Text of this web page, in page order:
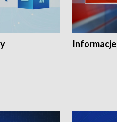
Informacje